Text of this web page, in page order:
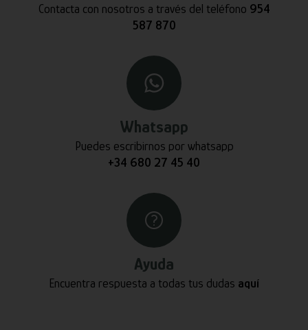
Contacta con nosotros a través del teléfono 954
587 870
Whatsapp
Puedes escribirnos por whatsapp
+34 680 27 45 40
Ayuda
Encuentra respuesta a todas tus dudas aquí